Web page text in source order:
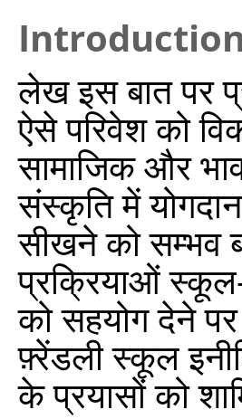
लेख इस बात पर
ऐसे परिवेश को
सामाजिक और
संस्कृति में
सीखने को सम्भव
प्रक्रियाओं स्कूल-
को सहयोग देने
फ़्रेंडली स्कूल
के प्रयासों को